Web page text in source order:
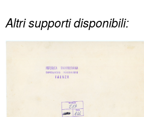
Altri supporti disponibili: